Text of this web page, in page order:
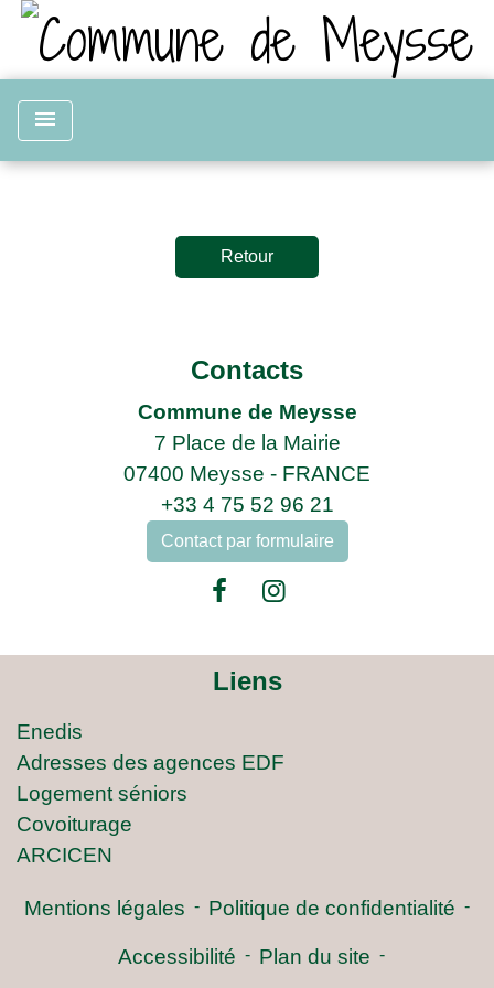
menu
Retour
Contacts
Commune de Meysse
7 Place de la Mairie
07400 Meysse - FRANCE
+33 4 75 52 96 21
Contact par formulaire
Liens
Enedis
Adresses des agences EDF
Logement séniors
Covoiturage
ARCICEN
Mentions légales - Politique de confidentialité -
Accessibilité - Plan du site -